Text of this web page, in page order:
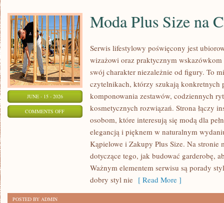
JUNE - 15 - 2026
COMMENTS OFFON
Moda Plus Size na
Serwis lifestylowy poświęcony jest
wizażowi oraz praktycznym
swój charakter niezależnie od figury. To
czytelnikach, którzy szukają konkretnych
komponowania zestawów, codziennych
kosmetycznych rozwiązań. Strona łączy
osobom, które interesują się modą dla
elegancją i pięknem w naturalnym
Kąpielowe i Zakupy Plus Size. Na stronie
dotyczące tego, jak budować garderobę,
Ważnym elementem serwisu są porady
dobry styl nie [ Read More ]
POSTED BY ADMIN